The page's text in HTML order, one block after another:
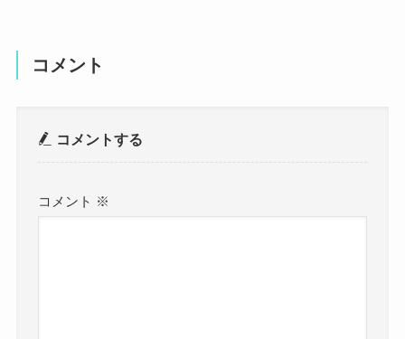
コメント
コメントする
コメント ※